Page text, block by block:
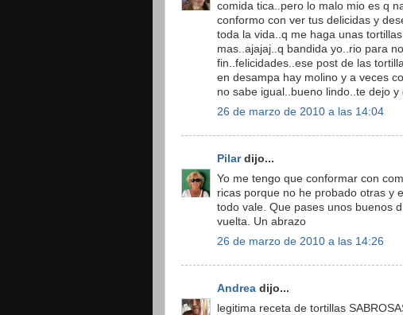
comida tica..pero lo malo mio es q
conformo con ver tus delicidas y
toda la vida..q me haga unas
mas..ajajaj..q bandida yo..rio para
fin..felicidades..ese post de las
en desampa hay molino y a veces
no sabe igual..bueno lindo..te dejo
26 de marzo de 2010 a las 14:04
Pilardijo...
Yo me tengo que conformar con
ricas porque no he probado otras y
todo vale. Que pases unos buenos
vuelta. Un abrazo
26 de marzo de 2010 a las 14:26
Andrea dijo...
legitima receta de tortillas